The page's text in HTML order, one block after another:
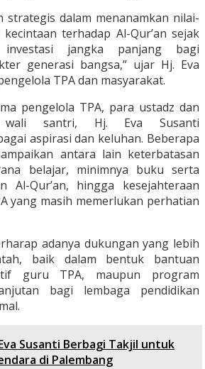
strategis dalam menanamkan nilai-
terhadap Al-Qur’an sejak
jangka panjang bagi
generasi bangsa,” ujar Hj. Eva
TPA dan masyarakat.
pengelola TPA, para ustadz dan
wali santri, Hj. Eva Susanti
aspirasi dan keluhan. Beberapa
antara lain keterbatasan
belajar, minimnya buku serta
Al-Qur’an, hingga kesejahteraan
yang masih memerlukan perhatian
adanya dukungan yang lebih
baik dalam bentuk bantuan
guru TPA, maupun program
bagi lembaga pendidikan
Susanti Berbagi Takjil untuk
di Palembang